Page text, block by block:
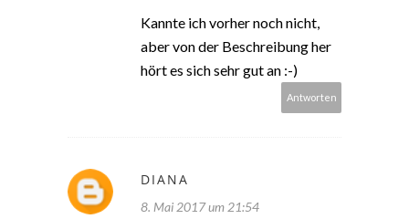
Kannte ich vorher noch nicht,
aber von der Beschreibung her
hört es sich sehr gut an :-)
Antworten
DIANA
8. Mai 2017 um 21:54